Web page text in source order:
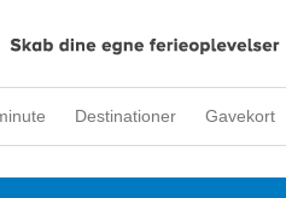
Destinationer Gavekort